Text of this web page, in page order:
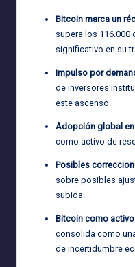
Bitcoin marca un
supera los 116.000
significativo en su
Impulso por
de inversores
este ascenso.
Adopción global
como activo de
Posibles
sobre posibles
subida.
Bitcoin como
consolida como
de incertidumbre